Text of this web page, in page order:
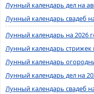
Лунный календарь дел на
Лунный календарь свадеб
Лунный календарь на 2026
Лунный календарь стрижек
Лунный календарь
Лунный календарь дел на
Лунный календарь свадеб